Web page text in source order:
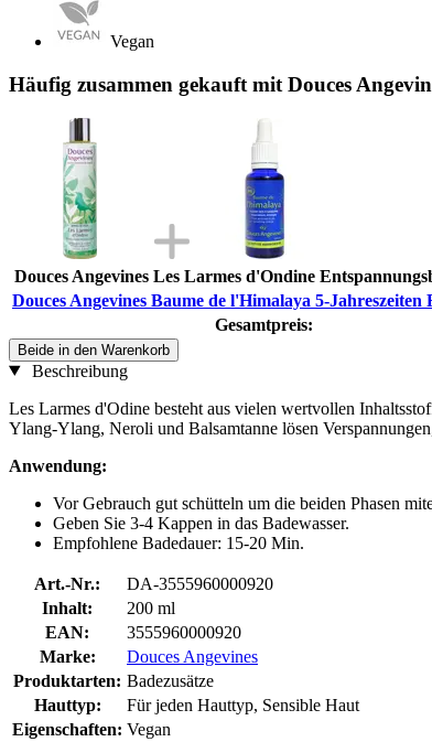
Vegan
Häufig zusammen gekauft mit Douces
Douces Angevines Les Larmes d'Ondine
Douces Angevines Baume de l'Himalaya 5-Jahreszeiten
Gesamtpreis:
Beide in den Warenkorb
Beschreibung
Les Larmes d'Odine besteht aus vielen wertvollen
Ylang-Ylang, Neroli und Balsamtanne lösen
Anwendung:
Vor Gebrauch gut schütteln um die beiden Phasen
Geben Sie 3-4 Kappen in das Badewasser.
Empfohlene Badedauer: 15-20 Min.
Art.-Nr.:
DA-3555960000920
Inhalt:
200 ml
EAN:
3555960000920
Marke:
Douces Angevines
Produktarten: Badezusätze
Hauttyp:
Für jeden Hauttyp, Sensible Haut
Eigenschaften: Vegan